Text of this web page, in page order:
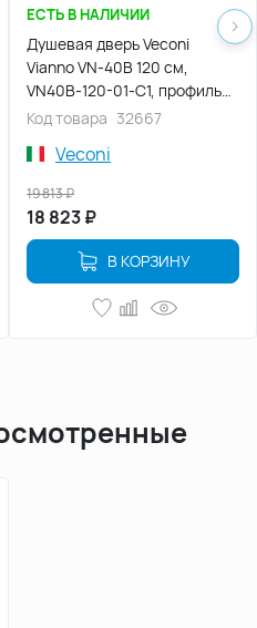
ЕСТЬ В НАЛИЧИИ
Душевая дверь Veconi
Vianno VN-40B 120 см,
VN40B-120-01-C1, профиль
Черный, стекло Прозрачное
Код товара 32667
Veconi
18 823₽
19 813₽
В КОРЗИНУ